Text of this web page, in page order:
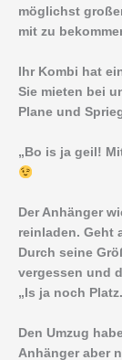
möglichst
mit zu
Ihr Kombi hat
Sie mieten bei
Plane und
„Bo is ja geil!
Der Anhänger
reinladen. Geht
Durch seine
vergessen und
„Is ja noch
Den Umzug
Anhänger aber